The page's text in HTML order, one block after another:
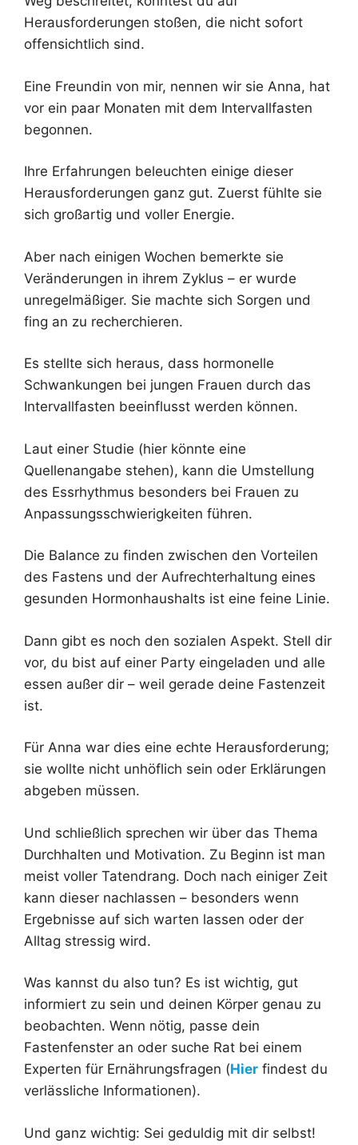
Herausforderungen stoßen, die nicht sofort
offensichtlich sind.
Eine Freundin von mir, nennen wir sie Anna, hat
vor ein paar Monaten mit dem Intervallfasten
begonnen.
Ihre Erfahrungen beleuchten einige dieser
Herausforderungen ganz gut. Zuerst fühlte sie
sich großartig und voller Energie.
Aber nach einigen Wochen bemerkte sie
Veränderungen in ihrem Zyklus – er wurde
unregelmäßiger. Sie machte sich Sorgen und
fing an zu recherchieren.
Es stellte sich heraus, dass hormonelle
Schwankungen bei jungen Frauen durch das
Intervallfasten beeinflusst werden können.
Laut einer Studie (hier könnte eine
Quellenangabe stehen), kann die Umstellung
des Essrhythmus besonders bei Frauen zu
Anpassungsschwierigkeiten führen.
Die Balance zu finden zwischen den Vorteilen
des Fastens und der Aufrechterhaltung eines
gesunden Hormonhaushalts ist eine feine Linie.
Dann gibt es noch den sozialen Aspekt. Stell dir
vor, du bist auf einer Party eingeladen und alle
essen außer dir – weil gerade deine Fastenzeit
ist.
Für Anna war dies eine echte Herausforderung;
sie wollte nicht unhöflich sein oder Erklärungen
abgeben müssen.
Und schließlich sprechen wir über das Thema
Durchhalten und Motivation. Zu Beginn ist man
meist voller Tatendrang. Doch nach einiger Zeit
kann dieser nachlassen – besonders wenn
Ergebnisse auf sich warten lassen oder der
Alltag stressig wird.
Was kannst du also tun? Es ist wichtig, gut
informiert zu sein und deinen Körper genau zu
beobachten. Wenn nötig, passe dein
Fastenfenster an oder suche Rat bei einem
Experten für Ernährungsfragen (Hier findest du
verlässliche Informationen).
Und ganz wichtig: Sei geduldig mit dir selbst!